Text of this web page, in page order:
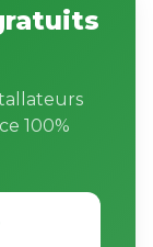
100%